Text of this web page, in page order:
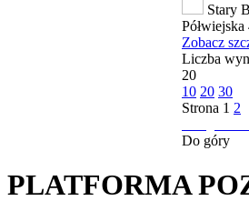
Stary
Półwiejska
Zobacz
Liczba
20
10 20 30
Strona 1 2
Do góry
PLATFORMA